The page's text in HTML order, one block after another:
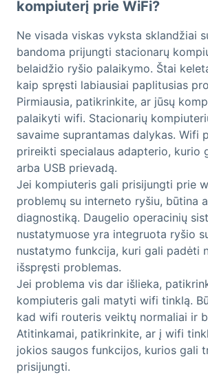
kompiuterį prie WiFi?
Ne visada viskas vyksta sklandžiai
bandoma prijungti stacionarų
belaidžio ryšio palaikymo. Štai
kaip spręsti labiausiai paplitusias
Pirmiausia, patikrinkite, ar jūsų
palaikyti wifi. Stacionarių
savaime suprantamas dalykas. Wifi
prireikti specialaus adapterio, kurio
arba USB prievadą.
Jei kompiuteris gali prisijungti prie
problemų su interneto ryšiu, būtina
diagnostiką. Daugelio operacinių
nustatymuose yra integruota ryšio
nustatymo funkcija, kuri gali padėti
išspręsti problemas.
Jei problema vis dar išlieka,
kompiuteris gali matyti wifi tinklą.
kad wifi routeris veiktų normaliai ir
Atitinkamai, patikrinkite, ar į wifi
jokios saugos funkcijos, kurios gali
prisijungti.